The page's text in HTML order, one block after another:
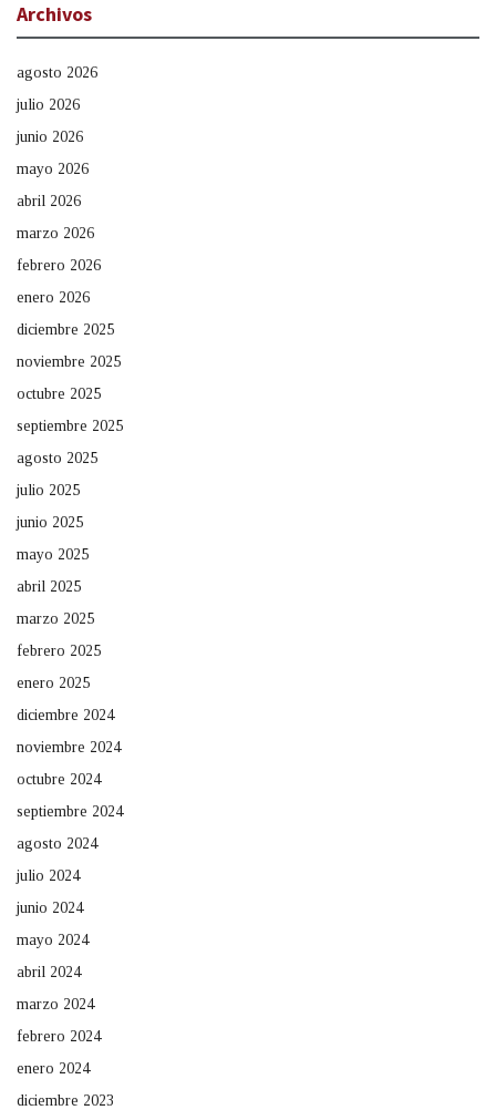
Archivos
agosto 2026
julio 2026
junio 2026
mayo 2026
abril 2026
marzo 2026
febrero 2026
enero 2026
diciembre 2025
noviembre 2025
octubre 2025
septiembre 2025
agosto 2025
julio 2025
junio 2025
mayo 2025
abril 2025
marzo 2025
febrero 2025
enero 2025
diciembre 2024
noviembre 2024
octubre 2024
septiembre 2024
agosto 2024
julio 2024
junio 2024
mayo 2024
abril 2024
marzo 2024
febrero 2024
enero 2024
diciembre 2023